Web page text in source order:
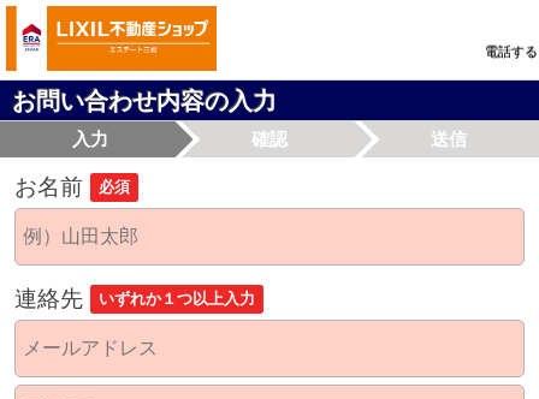
電話する
お問い合わせ内容の入力
入力 確認 送信
お名前 必須
連絡先 いずれか１つ以上入力